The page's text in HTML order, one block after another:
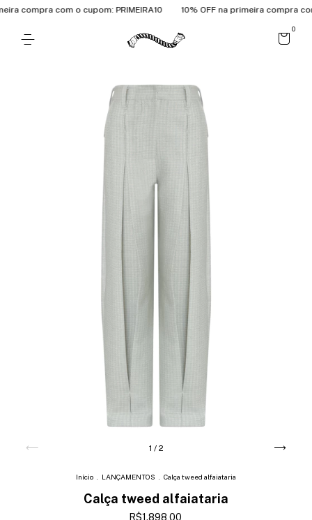
compra com o cupom: PRIMEIRA10 10% OFF na primeira compra com
0
1 / 2
Início LANÇAMENTOS Calça tweed alfaiataria
Calça tweed alfaiataria
R$1.898,00